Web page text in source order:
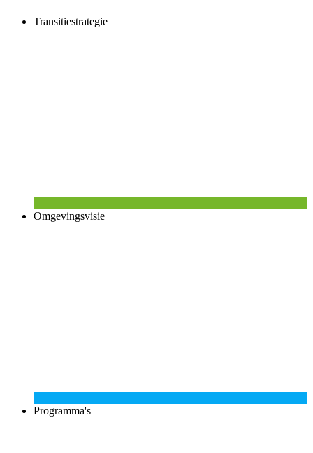
Transitiestrategie
Omgevingsvisie
Programma's